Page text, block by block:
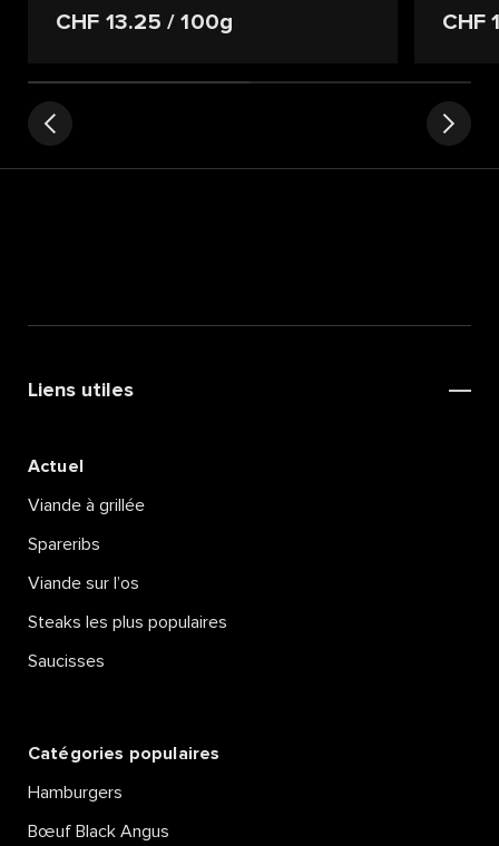
CHF 13.25 / 100g CHF
Liens utiles
Actuel
Viande à grillée
Spareribs
Viande sur l’os
Steaks les plus populaires
Saucisses
Catégories populaires
Hamburgers
Bœuf Black Angus